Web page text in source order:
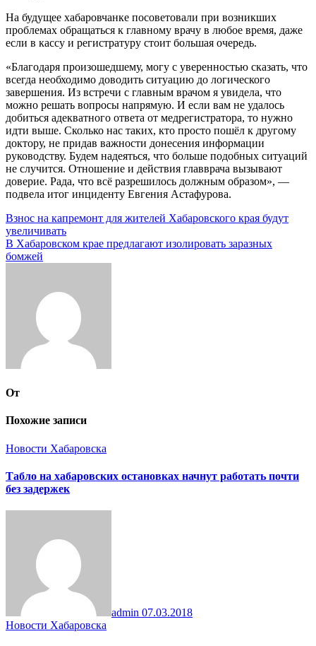
На будущее хабаровчанке посоветовали при возникших
проблемах обращаться к главному врачу в любое время, даже
если в кассу и регистратуру стоит большая очередь.
«Благодаря произошедшему, могу с уверенностью сказать, что
всегда необходимо доводить ситуацию до логического
завершения. Из встречи с главным врачом я увидела, что
можно решать вопросы напрямую. И если вам не удалось
добиться адекватного ответа от медрегистратора, то нужно
идти выше. Сколько нас таких, кто просто пошёл к другому
доктору, не придав важности донесения информации
руководству. Будем надеяться, что больше подобных ситуаций
не случится. Отношение и действия главврача вызывают
доверие. Рада, что всё разрешилось должным образом», —
подвела итог инциденту Евгения Астафурова.
Навигация
по
записям
Взнос на капремонт для жителей Хабаровского края будут
увеличивать
В Хабаровском крае предлагают изолировать заразных
бомжей
От
Похожие записи
Новости Хабаровска
Табло на хабаровских остановках начнут работать почти
без задержек
admin 07.03.2018
Новости Хабаровска